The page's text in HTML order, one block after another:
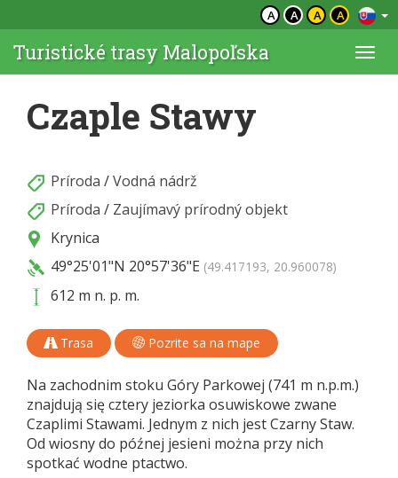
A A A A
Turistické trasy Malopoľska
Czaple Stawy
Príroda /Vodná nádrž
Príroda / Zaujímavý prírodný objekt
Krynica
49°25'01"N 20°57'36"E (49.417193, 20.960078)
612 m n. p. m.
Trasa Pozrite sa na mape
Na zachodnim stoku Góry Parkowej (741 m n.p.m.)
znajdują się cztery jeziorka osuwiskowe zwane
Czaplimi Stawami. Jednym z nich jest Czarny Staw.
Od wiosny do późnej jesieni można przy nich
spotkać wodne ptactwo.